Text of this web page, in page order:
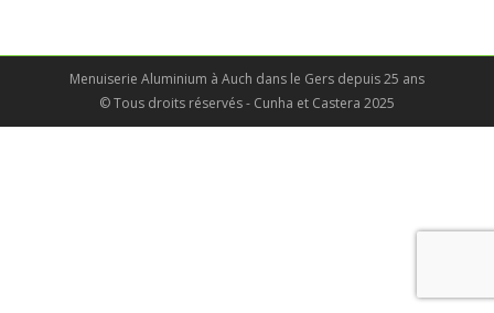
Menuiserie Aluminium à Auch dans le Gers depuis 25 ans
© Tous droits réservés - Cunha et Castera 2025